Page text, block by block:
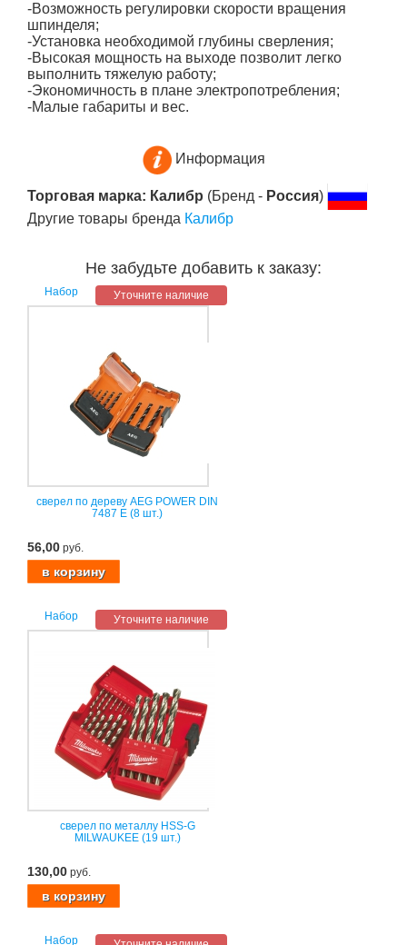
-Возможность регулировки скорости вращения
шпинделя;
-Установка необходимой глубины сверления;
-Высокая мощность на выходе позволит легко
выполнить тяжелую работу;
-Экономичность в плане электропотребления;
-Малые габариты и вес.
Информация
Торговая марка: Калибр (Бренд - Россия)
Другие товары бренда Калибр
Не забудьте добавить к заказу:
Уточните наличие
Набор
сверел по дереву AEG POWER DIN
7487 E (8 шт.)
56,00 руб.
Уточните наличие
Набор
сверел по металлу HSS-G
MILWAUKEE (19 шт.)
130,00 руб.
Набор